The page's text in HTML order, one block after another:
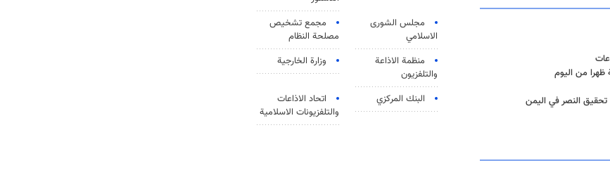
ظهرا من اليوم
تحقيق النصر في اليمن
مجلس الشورى
الاسلامي
مجمع تشخيص
مصلحة النظام
منظمة الاذاعة
والتلفزیون
وزارة الخارجية
البنك المركزي
اتحاد الاذاعات
والتلفزيونات الاسلامية